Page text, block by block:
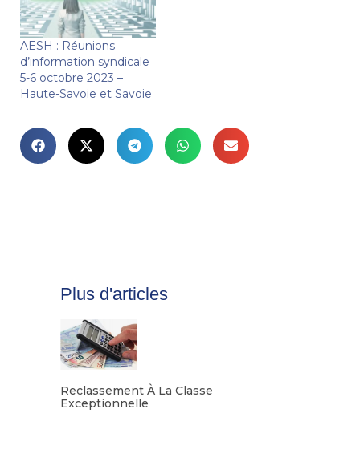
AESH : Réunions
d’information syndicale
5-6 octobre 2023 –
Haute-Savoie et Savoie
Plus d'articles
Reclassement À La Classe
Exceptionnelle